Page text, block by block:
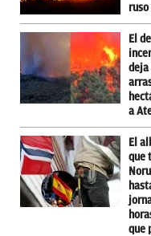
El
deja
a
El
que
que